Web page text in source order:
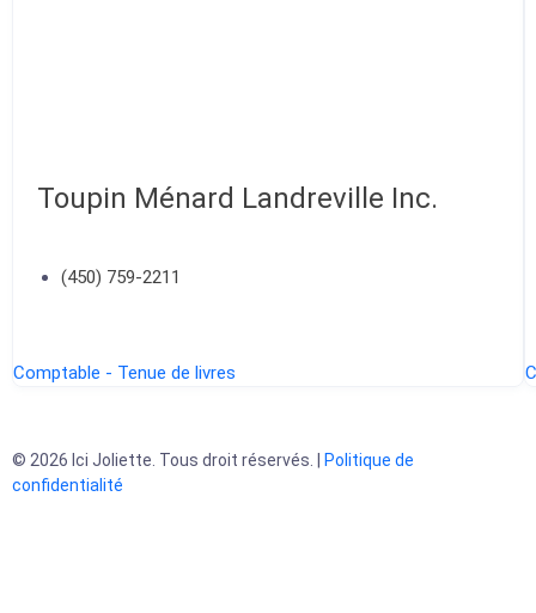
Toupin Ménard Landreville Inc.
(450) 759-2211
Comptable - Tenue de livres
© 2026 Ici Joliette. Tous droit réservés. |
Politique de
confidentialité